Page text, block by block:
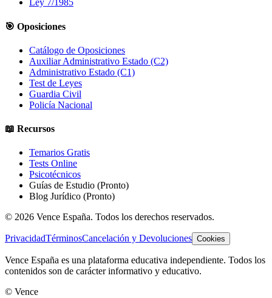
Ley 7/1985
🎯 Oposiciones
Catálogo de Oposiciones
Auxiliar Administrativo Estado (C2)
Administrativo Estado (C1)
Test de Leyes
Guardia Civil
Policía Nacional
📖 Recursos
Temarios Gratis
Tests Online
Psicotécnicos
Guías de Estudio (Pronto)
Blog Jurídico (Pronto)
© 2026 Vence España. Todos los derechos reservados.
PrivacidadTérminosCancelación y Devoluciones Cookies
Vence España es una plataforma educativa independiente. Todos los
contenidos son de carácter informativo y educativo.
© Vence